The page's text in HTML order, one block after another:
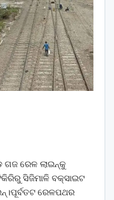
ରେଳ ଲାଇନ୍‌କୁ
ସିଜିମାଳି ବକ୍ସାଇଟ
ରେଳପଥର